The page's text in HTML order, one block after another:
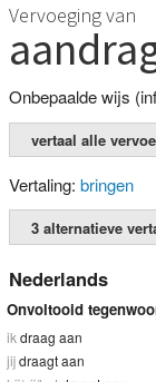
Vervoeging van
Onbepaalde wijs
vertaal alle
Vertaling: bringen
3 alternatieve
Nederlands
Onvoltooid
ik draag aan
jijdraagt aan